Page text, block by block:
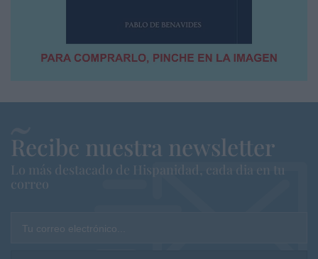
Recibe nuestra newsletter
Lo más destacado de Hispanidad, cada dia en tu
correo
Tu correo electrónico...